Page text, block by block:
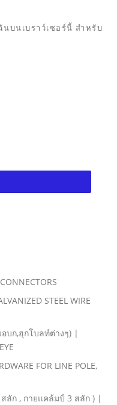
บนเบราว์เซอร์นี้ สำหรับ
STEEL WIRE
บก,ฮุกโบลท์ต่างๆ) |
FOR LINE POLE,
ลัก , กายแคล้มป์ 3 สลัก ) |